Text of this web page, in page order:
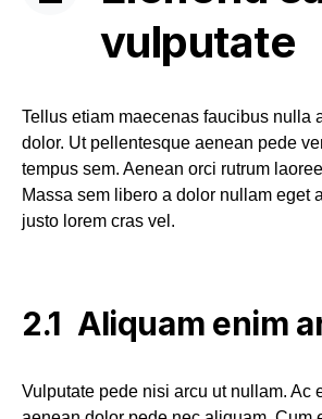
vulputate
Tellus etiam maecenas faucibus nulla
dolor. Ut pellentesque aenean pede
tempus sem. Aenean orci rutrum
Massa sem libero a dolor nullam eget
justo lorem cras vel.
Aliquam enim
Vulputate pede nisi arcu ut nullam. Ac